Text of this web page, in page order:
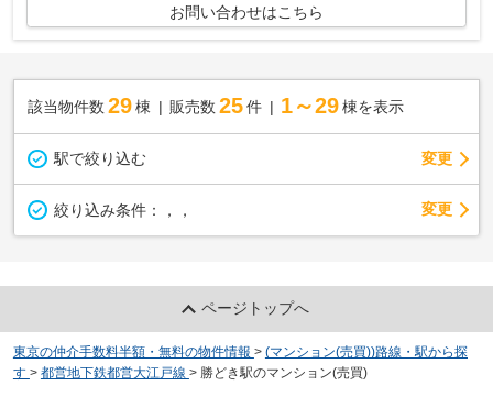
お問い合わせはこちら
該当物件数 29棟 販売数 25 件 1～29 棟を表示
駅で絞り込む 変更
絞り込み条件： ，， 変更
ページトップへ
東京の仲介手数料半額・無料の物件情報 > (マンション(売買))路線・駅から探
す > 都営地下鉄都営大江戸線 > 勝どき駅のマンション(売買)